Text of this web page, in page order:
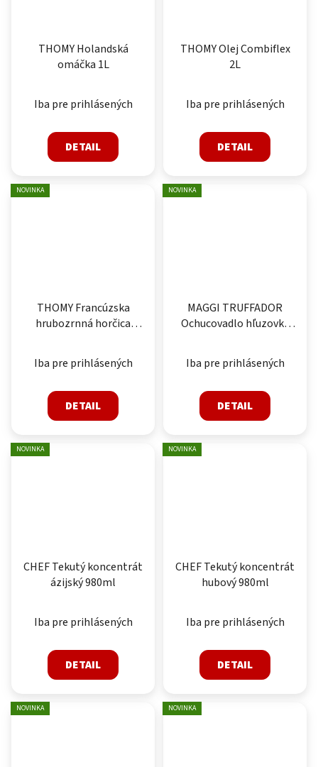
THOMY Holandská
omáčka 1L
Iba pre prihlásených
DETAIL
THOMY Olej Combiflex
2L
Iba pre prihlásených
DETAIL
NOVINKA
THOMY Francúzska
hrubozrnná horčica
Iba pre prihlásených
DETAIL
NOVINKA
MAGGI TRUFFADOR
Ochucovadlo hľuzovka
Iba pre prihlásených
DETAIL
NOVINKA
CHEF Tekutý koncentrát
ázijský 980ml
Iba pre prihlásených
DETAIL
NOVINKA
CHEF Tekutý koncentrát
hubový 980ml
Iba pre prihlásených
DETAIL
NOVINKA NOVINKA